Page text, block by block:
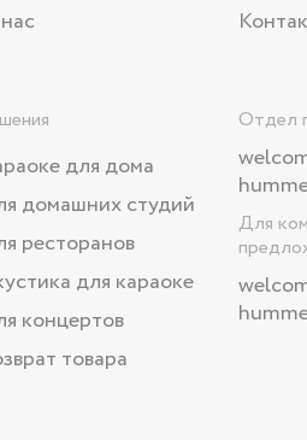
для дома
домашних студий
ресторанов
для караоке
концертов
товара
Отдел
Для